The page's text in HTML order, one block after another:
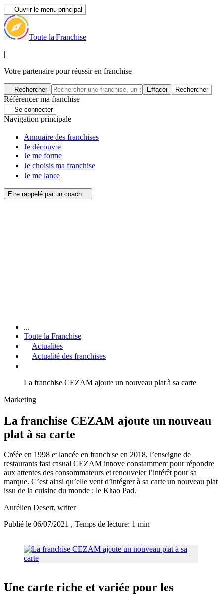
Ouvrir le menu principal
Toute la Franchise
|
Votre partenaire pour réussir en franchise
Rechercher Effacer Rechercher
Référencer ma franchise
Se connecter
Navigation principale
Annuaire des franchises
Je découvre
Je me forme
Je choisis ma franchise
Je me lance
Etre rappelé par un coach
...
Toute la Franchise
Actualites
Actualité des franchises
La franchise CEZAM ajoute un nouveau plat à sa carte
Marketing
La franchise CEZAM ajoute un nouveau
plat à sa carte
Créée en 1998 et lancée en franchise en 2018, l’enseigne de
restaurants fast casual CEZAM innove constamment pour répondre
aux attentes des consommateurs et renouveler l’intérêt pour sa
marque. C’est ainsi qu’elle vent d’intégrer à sa carte un nouveau plat
issu de la cuisine du monde : le Khao Pad.
Aurélien Desert, writer
Publié le 06/07/2021 , Temps de lecture: 1 min
Une carte riche et variée pour les